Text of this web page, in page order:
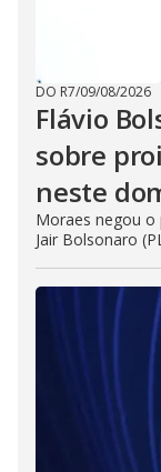
DO R7/09/08/2026
Flávio
sobre
neste
Moraes negou
Jair Bolsonaro